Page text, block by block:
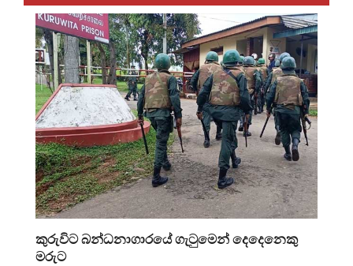
කුරුවිට බන්ධනාගාරයේ ගැටුමෙන් දෙදෙනෙකු
මරුට